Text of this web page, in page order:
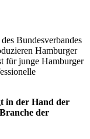
Bundesverbandes
Hamburger
für junge Hamburger
in der Hand der
der